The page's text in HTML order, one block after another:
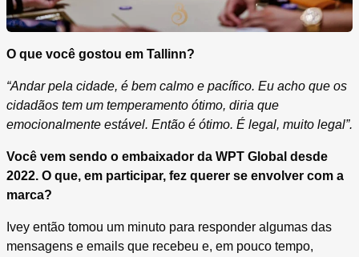
O que você gostou em Tallinn?
“Andar pela cidade, é bem calmo e pacífico. Eu acho que os
cidadãos tem um temperamento ótimo, diria que
emocionalmente estável. Então é ótimo. É legal, muito legal”.
Você vem sendo o embaixador da WPT Global desde
2022. O que, em participar, fez querer se envolver com a
marca?
Ivey então tomou um minuto para responder algumas das
mensagens e emails que recebeu e, em pouco tempo,